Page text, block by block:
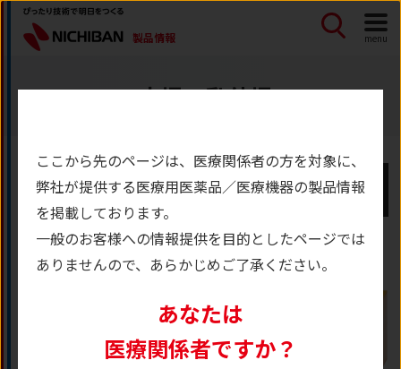
製品情報 menu
小児・乳幼児
絞り込み
ここから先のページは、医療関係者の方を対象に、
弊社が提供する医療用医薬品／医療機器の製品情報
を掲載しております。
一般のお客様への情報提供を目的としたページでは
ありませんので、あらかじめご了承ください。
あなたは
医療関係者ですか？